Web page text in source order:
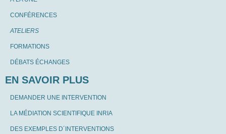
CONFÉRENCES
ATELIERS
FORMATIONS
DÉBATS ÉCHANGES
EN SAVOIR PLUS
DEMANDER UNE INTERVENTION
LA MÉDIATION SCIENTIFIQUE INRIA
DES EXEMPLES D´INTERVENTIONS